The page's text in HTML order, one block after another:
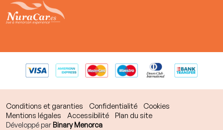
Conditions et garanties Confidentialité
Cookies
Mentions légales
Accessibilité
Plan du site
Développé par Binary Menorca